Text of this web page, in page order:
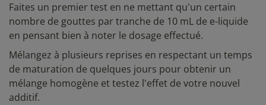
Faites un premier test en ne mettant qu'un certain
nombre de gouttes par tranche de 10 mL de e-liquide
en pensant bien à noter le dosage effectué.
Mélangez à plusieurs reprises en respectant un temps
de maturation de quelques jours pour obtenir un
mélange homogène et testez l'effet de votre nouvel
additif.